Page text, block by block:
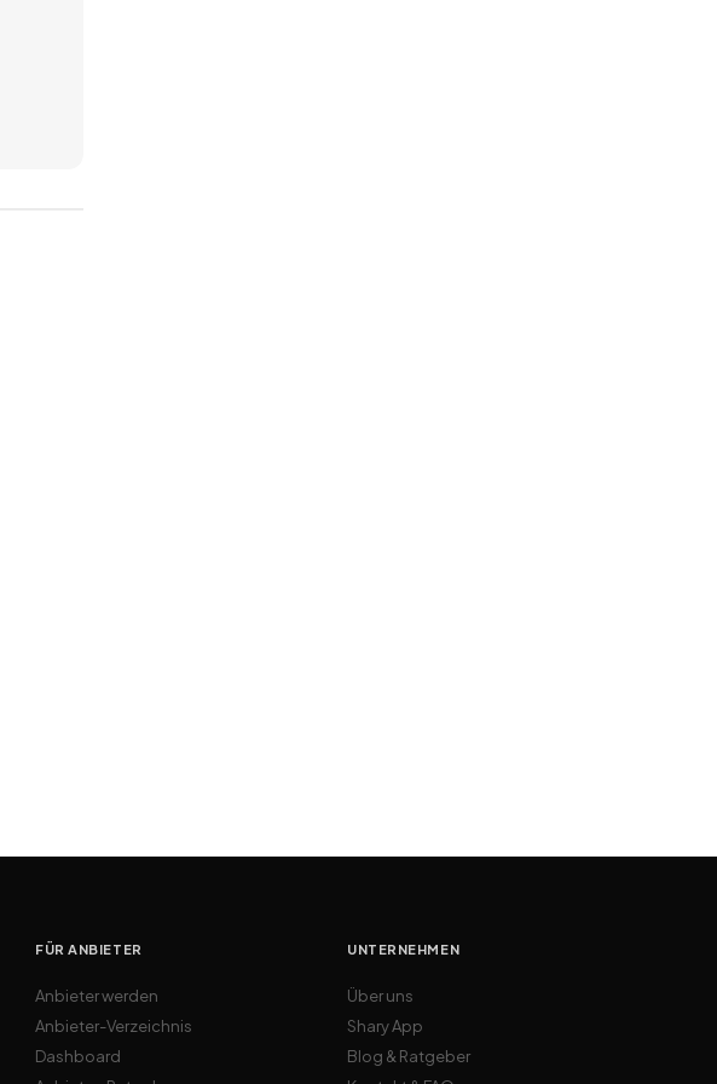
FÜR ANBIETER
Anbieter werden
Anbieter-Verzeichnis
Dashboard
UNTERNEHMEN
Über uns
Shary App
Blog & Ratgeber